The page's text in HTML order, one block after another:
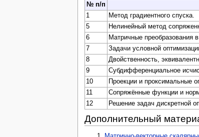
№ п/п
1
Метод градиентного спуска.
5
Нелинейный метод
6
Матричные преобразования
7
Задачи условной
8
Двойственность,
9
Субдифференциальное
10
Проекции и проксимальные
11
Сопряжённые функции и
12
Решение задач дискретной
Дополнительный